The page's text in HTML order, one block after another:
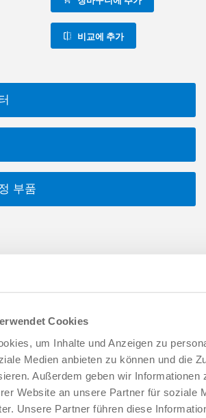
Cookies
um Inhalte und Anzeigen zu
Medien anbieten zu können und die
Außerdem geben wir Informationen
Website an unsere Partner für soziale
Unsere Partner führen diese
비교에 추가
부품
다운로드
예비 부품 BOM